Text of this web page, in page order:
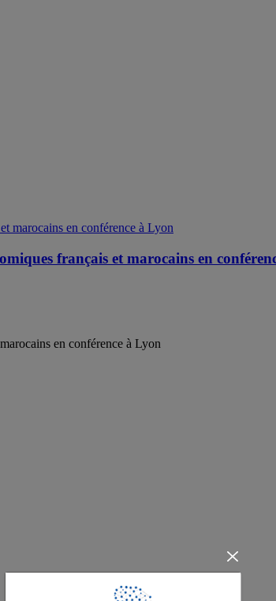
français et marocains en
en conférence à Lyon